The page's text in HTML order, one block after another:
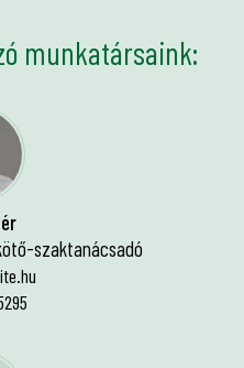
munkatársaink:
szaktanácsadó